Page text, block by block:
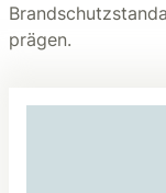
prägen.